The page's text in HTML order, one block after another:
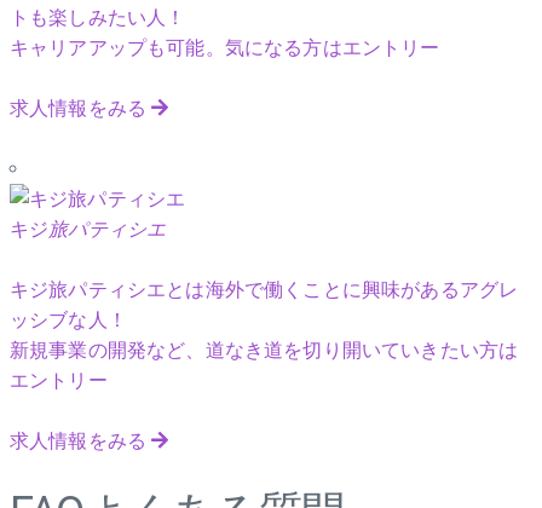
トも楽しみたい人！
キャリアアップも可能。気になる方はエントリー
求人情報をみる
キジ旅パティシエ
キジ旅パティシエとは海外で働くことに興味があるアグレ
ッシブな人！
新規事業の開発など、道なき道を切り開いていきたい方は
エントリー
求人情報をみる